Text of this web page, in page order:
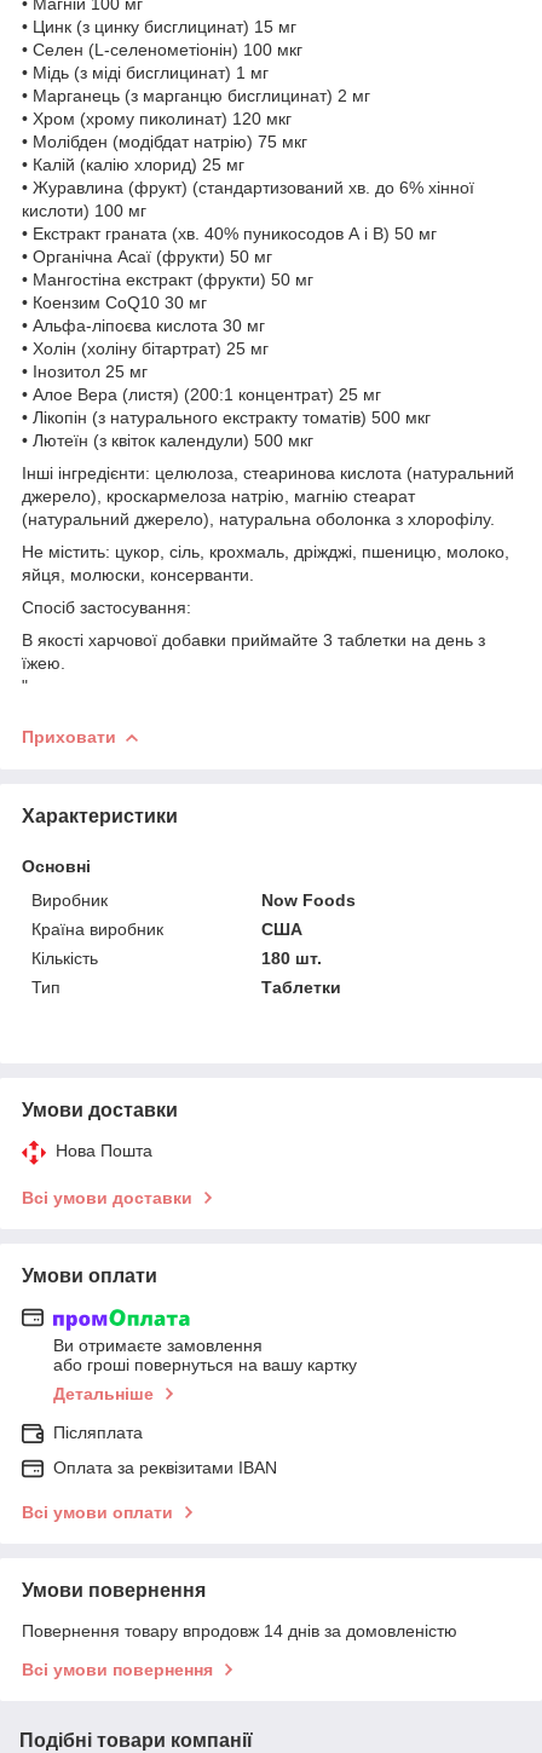
• Цинк (з цинку бисглицинат) 15 мг
• Селен (L-селенометіонін) 100 мкг
• Мідь (з міді бисглицинат) 1 мг
• Марганець (з марганцю бисглицинат) 2 мг
• Хром (хрому пиколинат) 120 мкг
• Молібден (модібдат натрію) 75 мкг
• Калій (калію хлорид) 25 мг
• Журавлина (фрукт) (стандартизований хв. до 6% хінної
кислоти) 100 мг
• Екстракт граната (хв. 40% пуникосодов А і В) 50 мг
• Органічна Асаї (фрукти) 50 мг
• Мангостіна екстракт (фрукти) 50 мг
• Коензим CoQ10 30 мг
• Альфа-ліпоєва кислота 30 мг
• Холін (холіну бітартрат) 25 мг
• Інозитол 25 мг
• Алое Вера (листя) (200:1 концентрат) 25 мг
• Лікопін (з натурального екстракту томатів) 500 мкг
• Лютеїн (з квіток календули) 500 мкг
Інші інгредієнти: целюлоза, стеаринова кислота (натуральний
джерело), кроскармелоза натрію, магнію стеарат
(натуральний джерело), натуральна оболонка з хлорофілу.
Не містить: цукор, сіль, крохмаль, дріжджі, пшеницю, молоко,
яйця, молюски, консерванти.
Спосіб застосування:
В якості харчової добавки приймайте 3 таблетки на день з
їжею.
"
Приховати
Характеристики
Основні
Виробник
Now Foods
Країна виробник
США
Кількість
180 шт.
Тип
Таблетки
Умови доставки
Нова Пошта
Всі умови доставки
Умови оплати
Ви отримаєте замовлення
або гроші повернуться на вашу картку
Детальніше
Післяплата
Оплата за реквізитами IBAN
Всі умови оплати
Умови повернення
Повернення товару впродовж 14 днів за домовленістю
Всі умови повернення
Подібні товари компанії